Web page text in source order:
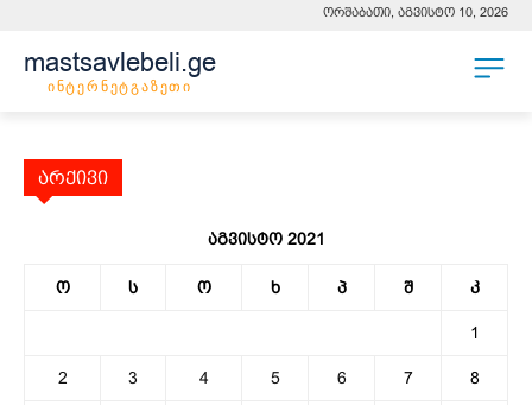
ორშაბათი, აგვისტო 10, 2026
mastsavlebeli.ge
ინტერნეტგაზეთი
არქივი
აგვისტო 2021
ო ს ო ხ პ შ კ
1
2 3 4 5 6 7 8